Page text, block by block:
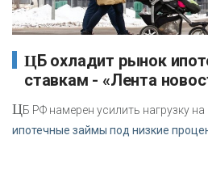
ЦБ охладит рынок ипотеки по низким
ставкам - «Лента
ЦБ РФ намерен усилить нагрузку
ипотечные займы под низкие